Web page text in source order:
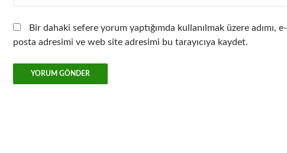
Bir dahaki sefere yorum yaptığımda kullanılmak üzere adımı, e-
posta adresimi ve web site adresimi bu tarayıcıya kaydet.